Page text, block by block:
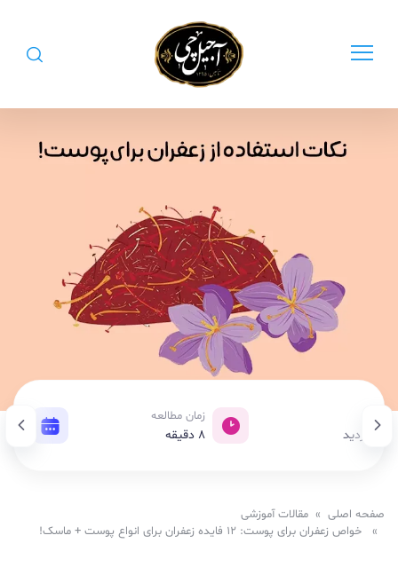
بازدید
694 بازدید
زمان مطالعه
8 دقیقه 13 اسفند 1403
صفحه اصلی » مقالات آموزشی
» خواص زعفران برای پوست: 12 فایده زعفران برای انواع پوست + ماسک!